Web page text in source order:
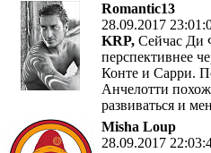
Romantic13
28.09.2017
KRP, Сейчас Ди
перспективнее
Конте и Сарри.
Анчелотти
развиваться и
Misha Loup
28.09.2017